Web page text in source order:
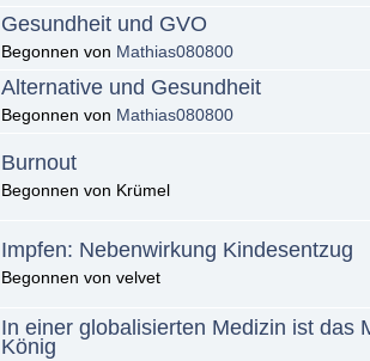
Gesundheit und GVO
Begonnen von Mathias080800
Alternative und Gesundheit
Begonnen von Mathias080800
Burnout
Begonnen von Krümel
Impfen: Nebenwirkung Kindesentzug
Begonnen von velvet
In einer globalisierten Medizin ist das
König